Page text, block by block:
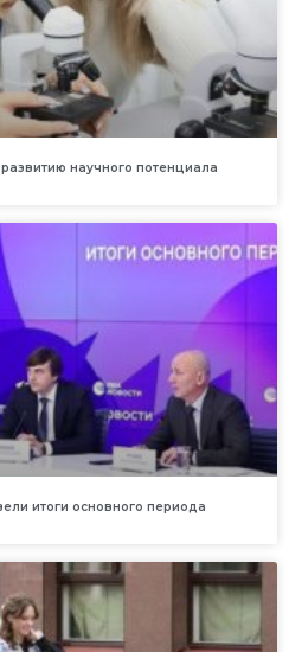
научного потенциала
итоги основного периода